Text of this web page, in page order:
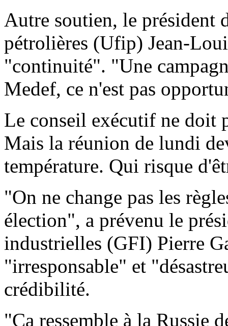
Autre soutien, le président
pétrolières (Ufip) Jean-
"continuité". "Une
Medef, ce n'est pas
Le conseil exécutif ne doit
Mais la réunion de lundi
température. Qui risque
"On ne change pas les
élection", a prévenu le
industrielles (GFI) Pierre
"irresponsable" et
crédibilité.
"Ca ressemble à la Russie